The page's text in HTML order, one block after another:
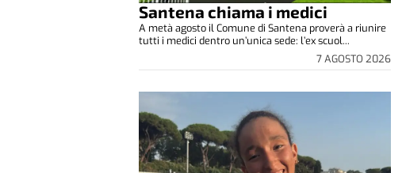
Santena chiama i medici
7 AGOSTO 2026
A metà agosto il Comune di Santena proverà a riunire
tutti i medici dentro un’unica sede: l’ex scuol...